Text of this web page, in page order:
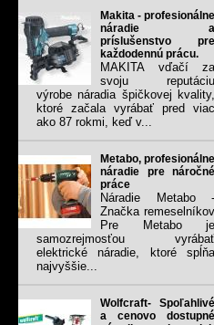
Makita - profesionálne
náradie a
príslušenstvo pre
každodennú prácu.
MAKITA vďačí za
svoju reputáciu
výrobe náradia špičkovej kvality,
ktoré začala vyrábať pred viac
ako 87 rokmi, keď v...
Metabo, profesionálne
náradie pre náročné
práce
Náradie Metabo -
Značka remeselníkov
Pre Metabo je
samozrejmosťou vyrábať
elektrické náradie, ktoré spĺňa
najvyššie...
Wolfcraft- Spoľahlivé
a cenovo dostupné